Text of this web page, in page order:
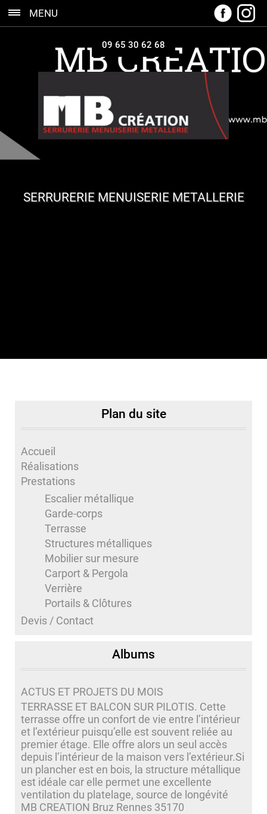
MENU
09 65 30 62 68
SERRURERIE MENUISERIE METALLERIE
Plan du site
Accueil
Réalisations
Prestations
Escalier métallique
Garde-corps
Terrasse
Structures métalliques
Mobilier sur mesure
Carport & Pergola
Verrière
Portails & Clôtures
Devis / Contact
Albums
ACTUS ET PROJETS DU MOIS
TERRASSE ET BALCON SUR PILOTIS. Cette
terrasse offre un confort de vie entre l’intérieur
et l’extérieur puisqu’elle est souvent reliée au
premier étage. Elle offre alors un seul accès
depuis l’intérieur de la maison vers l’extérieur.Si
un plancher est en bois, la structure métallique
est idéale car elle permet une excellente
ventilation du platelage, source de longévité
MB CREATION Bruz Rennes 35170